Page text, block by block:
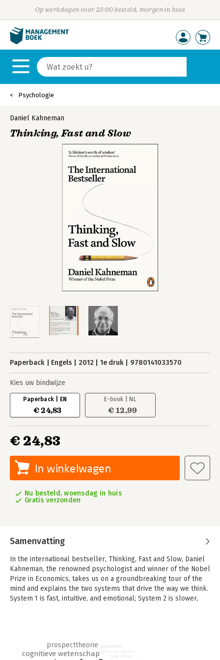
Op werkdagen voor 23:00 besteld, morgen in huis
Psychologie
Daniel Kahneman
Thinking, Fast and Slow
Paperback Engels 2012 1e druk 9780141033570
Kies uw bindwijze
Paperback | EN
€ 24,83
E-book | NL
€ 12,99
€ 24,83
In winkelwagen
Nu besteld, woensdag in huis
Gratis verzonden
Samenvatting
In the international bestseller, Thinking, Fast and Slow, Daniel
Kahneman, the renowned psychologist and winner of the Nobel
Prize in Economics, takes us on a groundbreaking tour of the
mind and explains the two systems that drive the way we think.
System 1 is fast, intuitive, and emotional; System 2 is slower,
market to planning our next vacation-each of these can be
understood only by knowing how the two systems shape our
cognitieve wetenschap
prospecttheorie rationaliteit
statistisch denken
twee zelven